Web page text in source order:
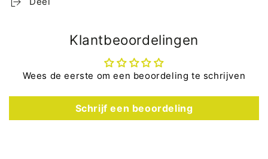
Klantbeoordelingen
Wees de eerste om een beoordeling te schrijven
Schrijf een beoordeling